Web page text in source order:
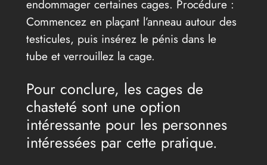
endommager certaines cages. Procédure :
Commencez en plaçant l’anneau autour des
testicules, puis insérez le pénis dans le
tube et verrouillez la cage.
Pour conclure, les cages de
chasteté sont une option
intéressante pour les personnes
intéressées par cette pratique.